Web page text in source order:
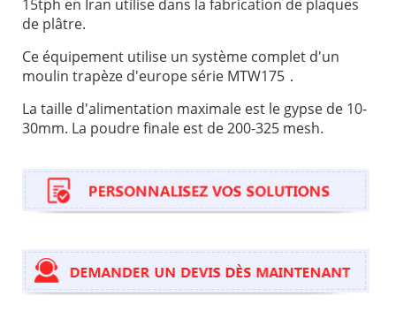
15tph en Iran utilise dans la fabrication de plaques
de plâtre.
Ce équipement utilise un système complet d'un
moulin trapèze d'europe série MTW175．
La taille d'alimentation maximale est le gypse de 10-
30mm. La poudre finale est de 200-325 mesh.